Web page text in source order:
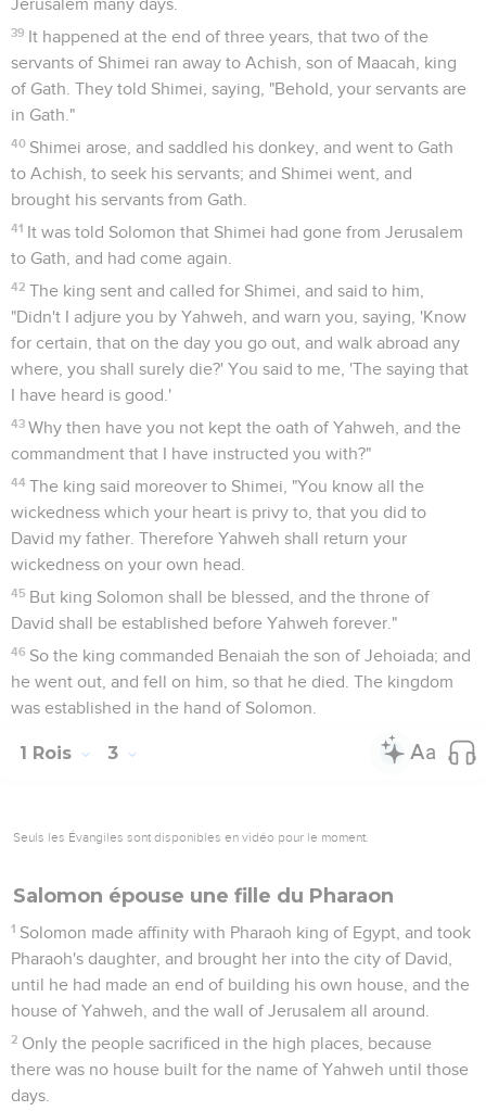
Jerusalem many days.
39 It happened at the end of three years, that two of the
servants of Shimei ran away to Achish, son of Maacah, king
of Gath. They told Shimei, saying, "Behold, your servants are
in Gath."
40 Shimei arose, and saddled his donkey, and went to Gath
to Achish, to seek his servants; and Shimei went, and
brought his servants from Gath.
41 It was told Solomon that Shimei had gone from Jerusalem
to Gath, and had come again.
42 The king sent and called for Shimei, and said to him,
"Didn't I adjure you by Yahweh, and warn you, saying, 'Know
for certain, that on the day you go out, and walk abroad any
where, you shall surely die?' You said to me, 'The saying that
I have heard is good.'
43 Why then have you not kept the oath of Yahweh, and the
commandment that I have instructed you with?"
44 The king said moreover to Shimei, "You know all the
wickedness which your heart is privy to, that you did to
David my father. Therefore Yahweh shall return your
wickedness on your own head.
45 But king Solomon shall be blessed, and the throne of
David shall be established before Yahweh forever."
46 So the king commanded Benaiah the son of Jehoiada; and
he went out, and fell on him, so that he died. The kingdom
was established in the hand of Solomon.
1 Rois 3
Seuls les Évangiles sont disponibles en vidéo pour le moment.
Salomon épouse une fille du Pharaon
1 Solomon made affinity with Pharaoh king of Egypt, and took
Pharaoh's daughter, and brought her into the city of David,
until he had made an end of building his own house, and the
house of Yahweh, and the wall of Jerusalem all around.
2 Only the people sacrificed in the high places, because
there was no house built for the name of Yahweh until those
days.